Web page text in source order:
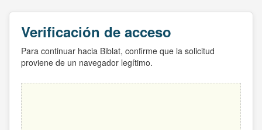
Verificación de acceso
Para continuar hacia Biblat, confirme que la solicitud
proviene de un navegador legítimo.